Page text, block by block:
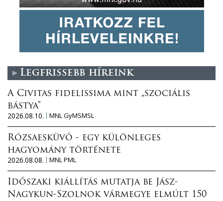
Legfrissebb híreink
A Civitas fidelissima mint „szociális
bástya”
2026.08.10.
MNL GyMSMSL
Rózsaesküvő - egy különleges
hagyomány története
2026.08.08.
MNL PML
Időszaki kiállítás mutatja be Jász-
Nagykun-Szolnok vármegye elmúlt 150